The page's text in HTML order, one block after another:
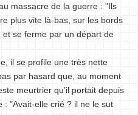
massacre de la guerre : "Ils
plus vite là-bas, sur les bords
et se ferme par un départ de
il se profile une très nette
par hasard que, au moment
meurtrier qu’il portait depuis
: "Avait-elle crié ? il ne le sut